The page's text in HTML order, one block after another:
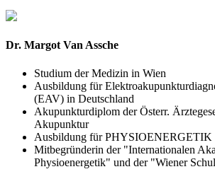
Dr. Margot Van Assche
Studium der Medizin in Wien
Ausbildung für
(EAV) in Deutschland
Akupunkturdiplom der Österr.
Akupunktur
Ausbildung für PHYSIOENERGETIK
Mitbegründerin der "Internationalen
Physioenergetik" und der "Wiener